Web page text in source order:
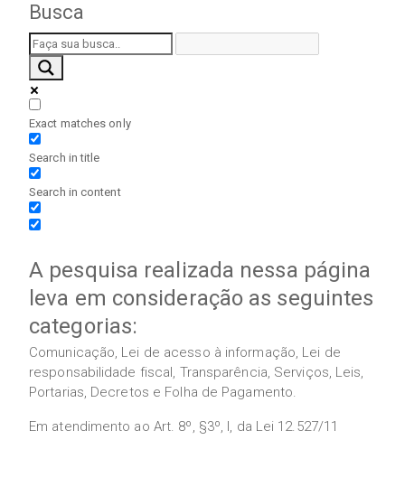
Busca
Exact matches only
Search in title
Search in content
A pesquisa realizada nessa página
leva em consideração as seguintes
categorias:
Comunicação, Lei de acesso à informação, Lei de
responsabilidade fiscal, Transparência, Serviços, Leis,
Portarias, Decretos e Folha de Pagamento.
Em atendimento ao Art. 8º, §3º, I, da Lei 12.527/11